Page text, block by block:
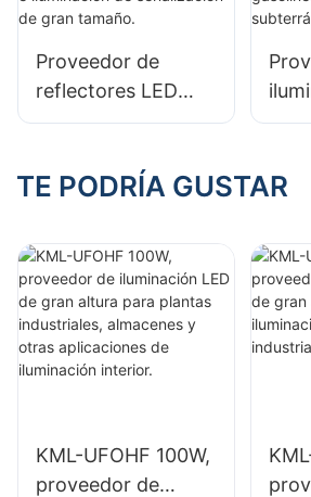
almacenes.
Proveedor de
reflectores LED
KML-FLD de 30 W
publicitarias
señalización de
gran tamaño.
TE PODRÍA GUSTAR
KML-UFOHF 100W,
proveedor de